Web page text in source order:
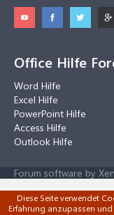
Office Hilfe
Word Hilfe
Excel Hilfe
PowerPoint Hilfe
Access Hilfe
Outlook Hilfe
Forum software by
Diese Seite verwendet
Erfahrung anzupassen